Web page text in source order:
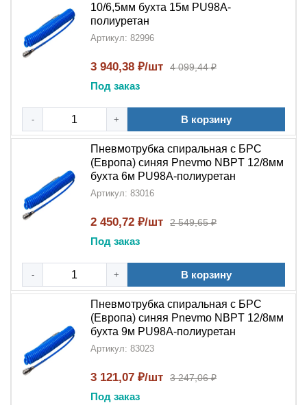
10/6,5мм бухта 15м PU98A-
полиуретан
Артикул: 82996
3 940,38 ₽/шт 4 099,44 ₽
Под заказ
- + В корзину
Пневмотрубка спиральная с БРС
(Европа) синяя Pnevmo NBPT 12/8мм
бухта 6м PU98A-полиуретан
Артикул: 83016
2 450,72 ₽/шт 2 549,65 ₽
Под заказ
- + В корзину
Пневмотрубка спиральная с БРС
(Европа) синяя Pnevmo NBPT 12/8мм
бухта 9м PU98A-полиуретан
Артикул: 83023
3 121,07 ₽/шт 3 247,06 ₽
Под заказ